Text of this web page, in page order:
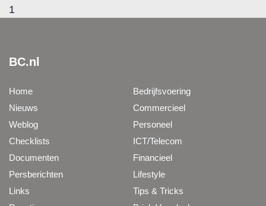
1
BC.nl
Home
Nieuws
Weblog
Checklists
Documenten
Persberichten
Links
Bedrijfsvoering
Commercieel
Personeel
ICT/Telecom
Financieel
Lifestyle
Tips & Tricks